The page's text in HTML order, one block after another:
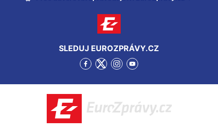
SLEDUJ EUROZPRÁVY.CZ
Přejít
Facebook
Přejít
Twitter
Přejít
Instagram
Přejít
YouTube
EuroZprávy.cz